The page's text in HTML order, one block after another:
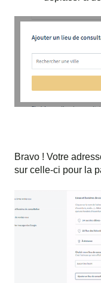
Bravo ! Votre
sur celle-ci pour la